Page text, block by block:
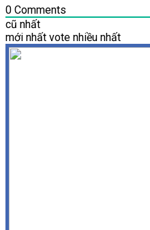
0 Comments
cũ nhất
mới nhất vote nhiều nhất